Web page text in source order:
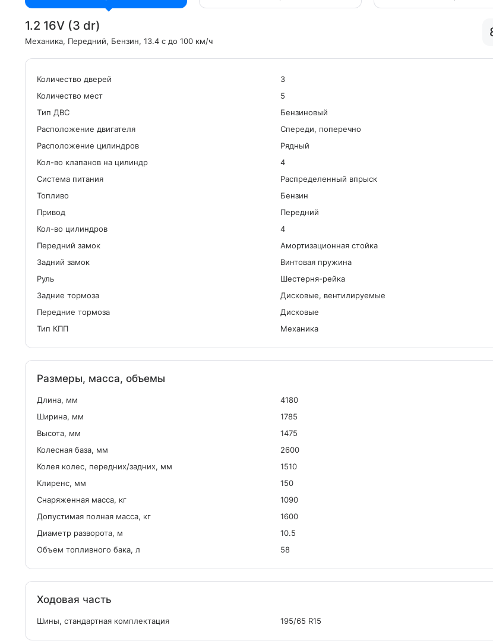
1.2 16V (3 dr)
Механика, Передний, Бензин, 13.4 с до 100 км/ч
Количество дверей
3
Количество мест
5
Tип ДВС
Бензиновый
Расположение двигателя
Спереди, поперечно
Расположение цилиндров
Рядный
Кол-во клапанов на цилиндр
4
Система питания
Распределенный впрыск
Топливо
Бензин
Привод
Передний
Кол-во цилиндров
4
Передний замок
Амортизационная стойка
Задний замок
Винтовая пружина
Руль
Шестерня-рейка
Задние тормоза
Дисковые, вентилируемые
Передние тормоза
Дисковые
Тип КПП
Механика
Размеры, масса, объемы
Длина, мм
4180
Ширина, мм
1785
Высота, мм
1475
Колесная база, мм
2600
Колея колес, передних/задних, мм
1510
Клиренс, мм
150
Снаряженная масса, кг
1090
Допустимая полная масса, кг
1600
Диаметр разворота, м
10.5
Объем топливного бака, л
58
Ходовая часть
Шины, стандартная комплектация 195/65 R15